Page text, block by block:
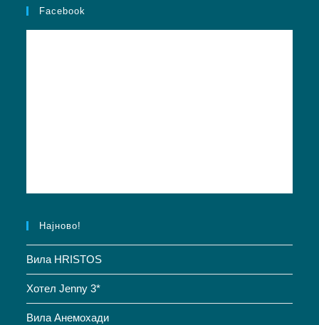
Facebook
Најново!
Вила HRISTOS
Хотел Jenny 3*
Вила Анемохади